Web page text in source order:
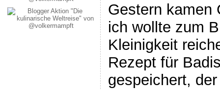
Gestern kamen
ich wollte zum
Kleinigkeit
Rezept für
gespeichert,